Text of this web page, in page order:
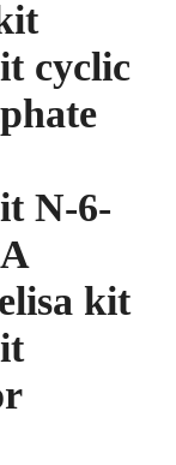
cyclic
N-6-
kit